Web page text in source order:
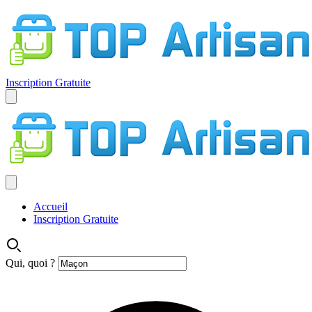
Inscription Gratuite
Accueil
Inscription Gratuite
Qui, quoi ?